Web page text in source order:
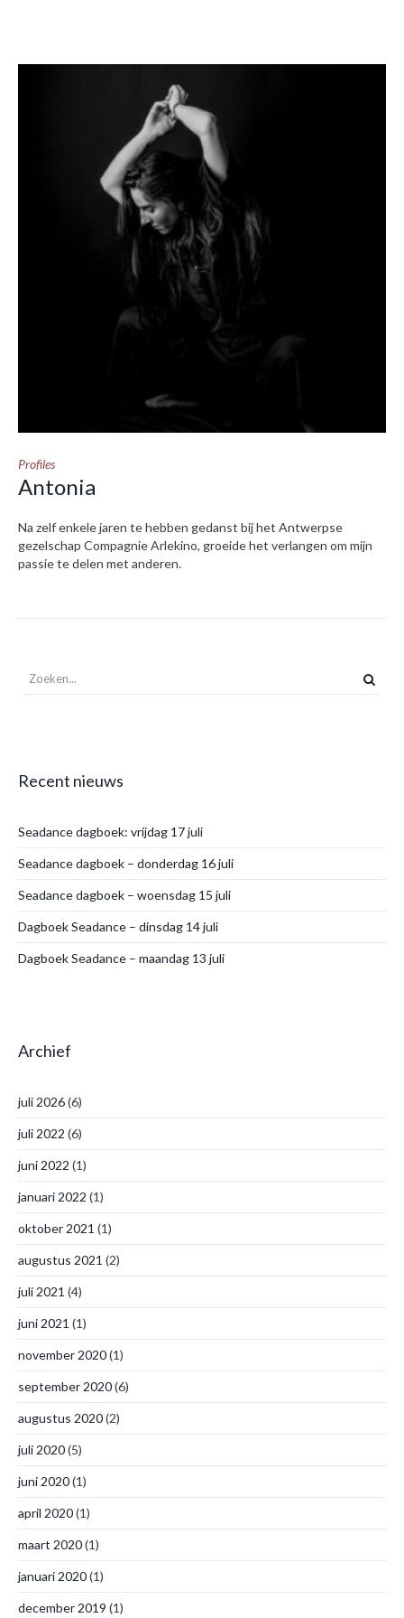
Profiles
Antonia
Na zelf enkele jaren te hebben gedanst bij het Antwerpse
gezelschap Compagnie Arlekino, groeide het verlangen om mijn
passie te delen met anderen.
Recent nieuws
Seadance dagboek: vrijdag 17 juli
Seadance dagboek – donderdag 16 juli
Seadance dagboek – woensdag 15 juli
Dagboek Seadance – dinsdag 14 juli
Dagboek Seadance – maandag 13 juli
Archief
juli 2026(6)
juli 2022 (6)
juni 2022 (1)
januari 2022 (1)
oktober 2021 (1)
augustus 2021 (2)
juli 2021 (4)
juni 2021 (1)
november 2020(1)
september 2020(6)
augustus 2020(2)
juli 2020(5)
juni 2020(1)
april 2020(1)
maart 2020(1)
januari 2020(1)
december 2019 (1)